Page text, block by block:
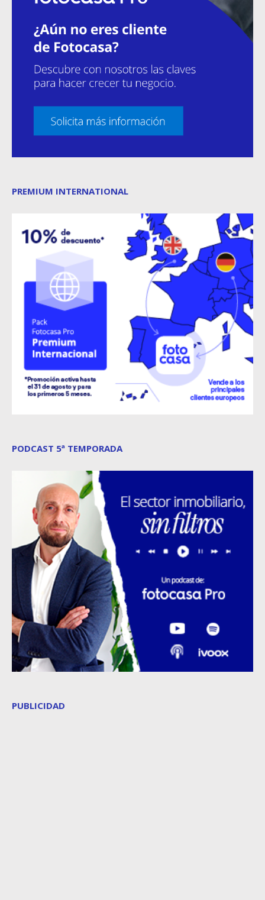
PREMIUM INTERNATIONAL
PODCAST 5ª TEMPORADA
PUBLICIDAD